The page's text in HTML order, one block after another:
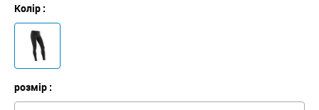
Колір :
розмір :